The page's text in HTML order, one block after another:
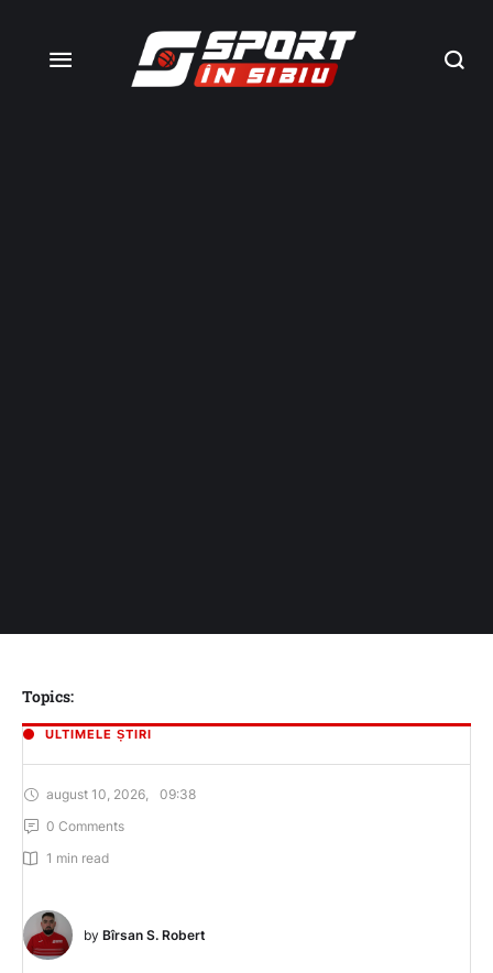
Topics:
ULTIMELE ȘTIRI
august 10, 2026
09:38
0 Comments
1 min read
by Bîrsan S. Robert